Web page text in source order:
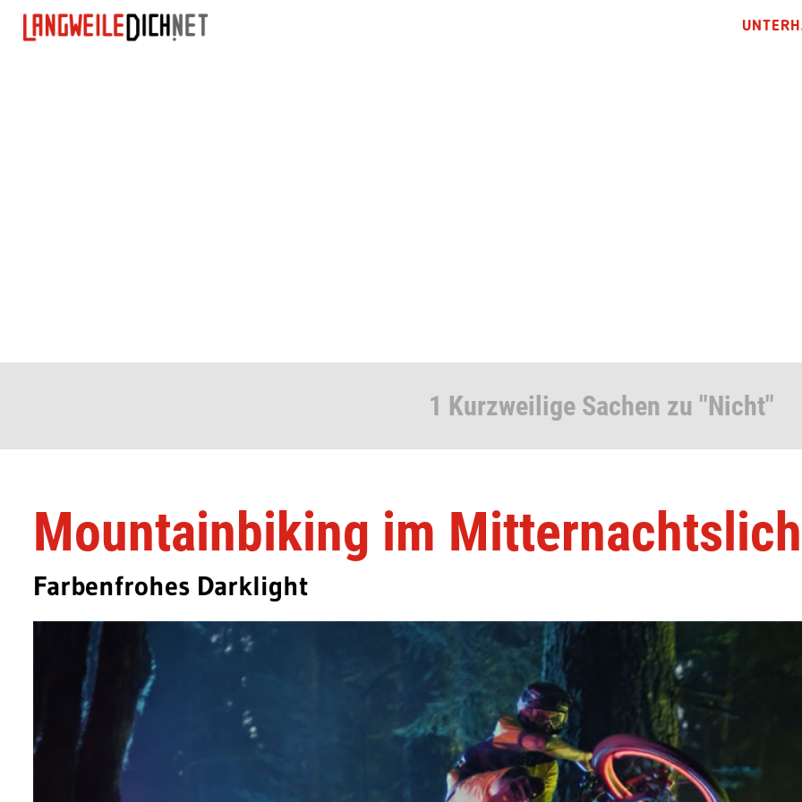
1 Kurzweilige Sachen zu "Nicht"
Mountainbiking im
Farbenfrohes Darklight